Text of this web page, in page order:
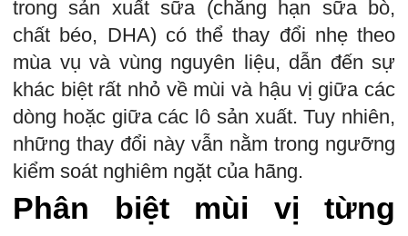
trong sản xuất sữa (chẳng hạn sữa bò,
chất béo, DHA) có thể thay đổi nhẹ theo
mùa vụ và vùng nguyên liệu, dẫn đến sự
khác biệt rất nhỏ về mùi và hậu vị giữa các
dòng hoặc giữa các lô sản xuất. Tuy nhiên,
những thay đổi này vẫn nằm trong ngưỡng
kiểm soát nghiêm ngặt của hãng.
Phân biệt mùi vị từng